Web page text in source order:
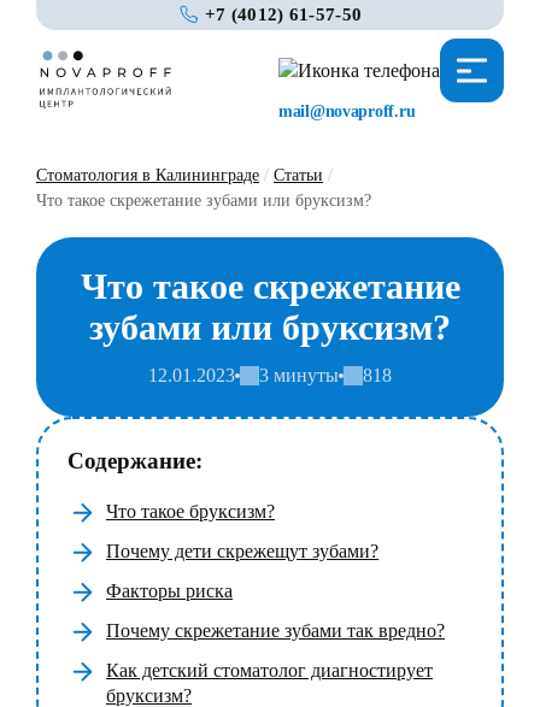
+7 (4012) 61-57-50
mail@novaproff.ru
Стоматология в Калининграде / Статьи /
Что такое скрежетание зубами или бруксизм?
Что такое скрежетание
зубами или бруксизм?
12.01.2023 3 минуты 818
Содержание:
Что такое бруксизм?
Почему дети скрежещут зубами?
Факторы риска
Почему скрежетание зубами так вредно?
Как детский стоматолог диагностирует
бруксизм?